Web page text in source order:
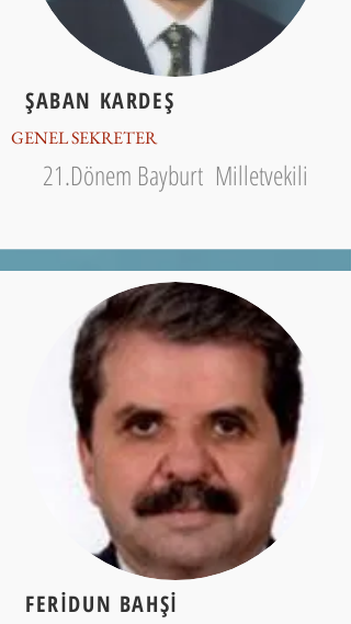
ŞABAN KARDEŞ
GENEL SEKRETER
21.Dönem Bayburt Milletvekili
FERİDUN BAHŞİ